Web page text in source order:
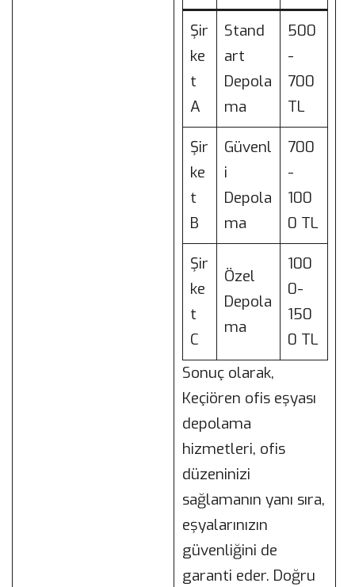
Şir
ke
t
A
Stand
art
Depola
ma
500
-
700
TL
Şir
ke
t
B
Güvenl
i
Depola
ma
700
-
100
0 TL
Şir
ke
t
C
Özel
Depola
ma
100
0-
150
0 TL
Sonuç olarak,
Keçiören ofis eşyası
depolama
hizmetleri, ofis
düzeninizi
sağlamanın yanı sıra,
eşyalarınızın
güvenliğini de
garanti eder. Doğru